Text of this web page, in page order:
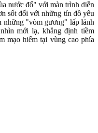
nước đổ" với màn trình diễn
sốt đối với những tín đồ yêu
những "vòm gương" lấp lánh
mới lạ, khẳng định tiềm
mạo hiểm tại vùng cao phía